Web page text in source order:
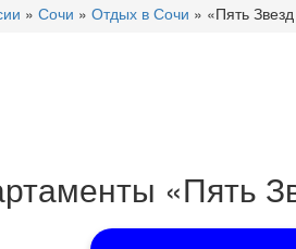
» Сочи » Отдых в Сочи » «Пять
«Пять